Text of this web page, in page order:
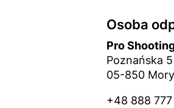
Osoba
Pro
Poznańska 5
05-850
+48 888 777